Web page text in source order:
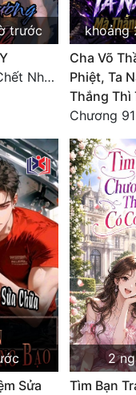
trước
Chương 2530: Chết Như Thế Nào
khoảng
Cha Võ
Phiệt, Ta
Thắng Thì
Sửa
2
Tìm Bạn